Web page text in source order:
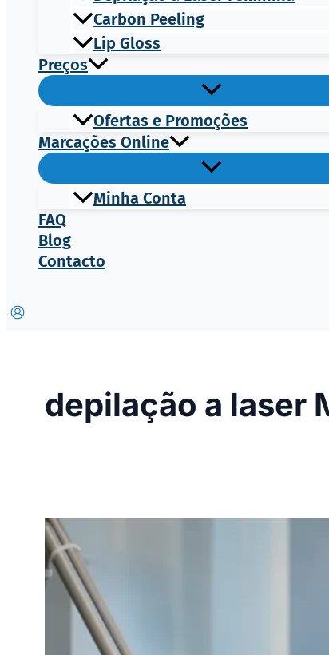
Carbon Peeling
Lip Gloss
Preços
Ofertas e Promoções
Marcações Online
Minha Conta
FAQ
Blog
Contacto
depilação a laser